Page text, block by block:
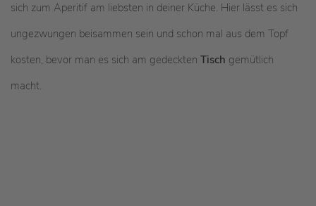
sich zum Aperitif am liebsten in deiner Küche. Hier lässt es sich
ungezwungen beisammen sein und schon mal aus dem Topf
kosten, bevor man es sich am gedeckten Tisch gemütlich
macht.